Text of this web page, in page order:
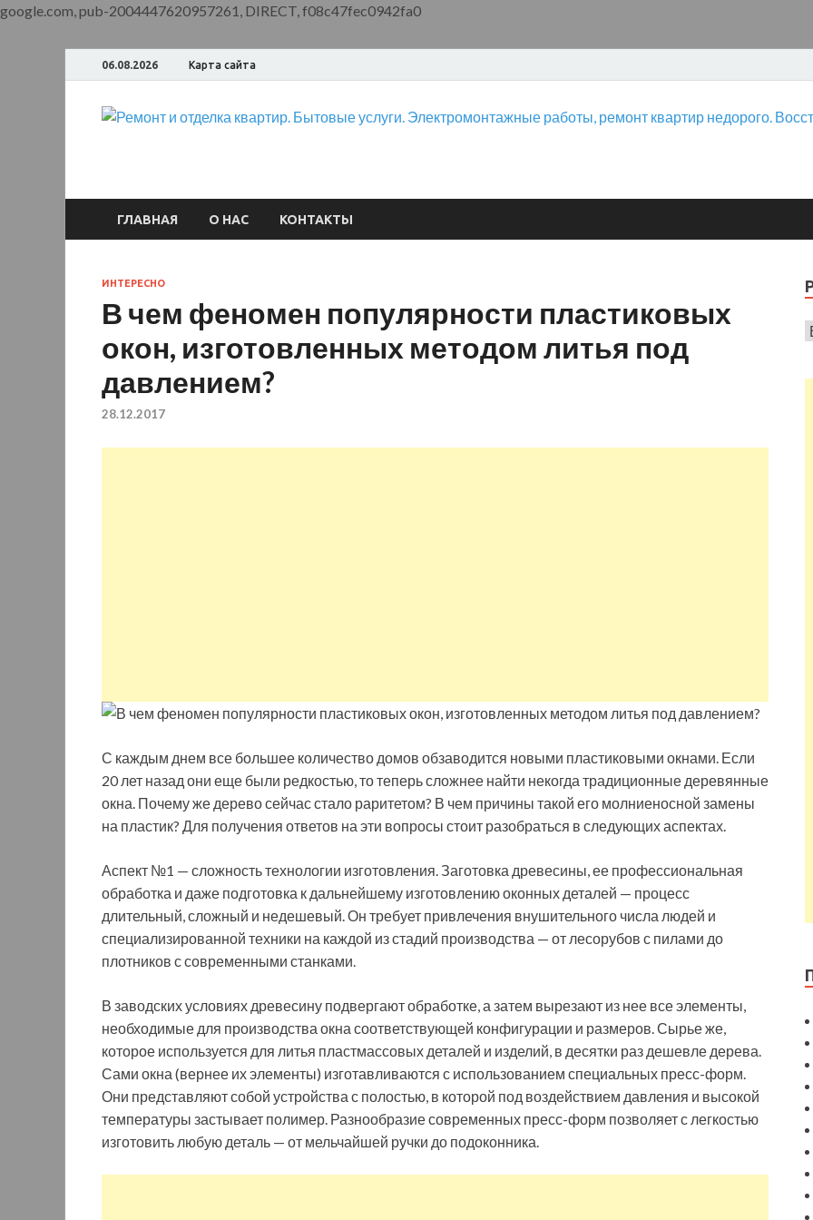
google.com, pub-2004447620957261, DIRECT, f08c47fec0942fa0
06.08.2026 Карта сайта
ГЛАВНАЯ О НАС КОНТАКТЫ
ИНТЕРЕСНО
В чем феномен популярности пластиковых
окон, изготовленных методом литья под
давлением?
28.12.2017
С каждым днем все большее количество домов обзаводится новыми пластиковыми окнами. Если
20 лет назад они еще были редкостью, то теперь сложнее найти некогда традиционные деревянные
окна. Почему же дерево сейчас стало раритетом? В чем причины такой его молниеносной замены
на пластик? Для получения ответов на эти вопросы стоит разобраться в следующих аспектах.
Аспект №1 — сложность технологии изготовления. Заготовка древесины, ее профессиональная
обработка и даже подготовка к дальнейшему изготовлению оконных деталей — процесс
длительный, сложный и недешевый. Он требует привлечения внушительного числа людей и
специализированной техники на каждой из стадий производства — от лесорубов с пилами до
плотников с современными станками.
В заводских условиях древесину подвергают обработке, а затем вырезают из нее все элементы,
необходимые для производства окна соответствующей конфигурации и размеров. Сырье же,
которое используется для литья пластмассовых деталей и изделий, в десятки раз дешевле дерева.
Сами окна (вернее их элементы) изготавливаются с использованием специальных пресс-форм.
Они представляют собой устройства с полостью, в которой под воздействием давления и высокой
температуры застывает полимер. Разнообразие современных пресс-форм позволяет с легкостью
изготовить любую деталь — от мельчайшей ручки до подоконника.